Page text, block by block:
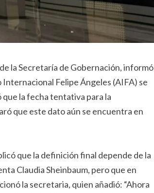
la Secretaría de Gobernación, informó
Felipe Ángeles (AIFA) se
la fecha tentativa para la
que este dato aún se encuentra en
que la definición final depende de la
Claudia Sheinbaum, pero que en
la secretaria, quien añadió: “Ahora